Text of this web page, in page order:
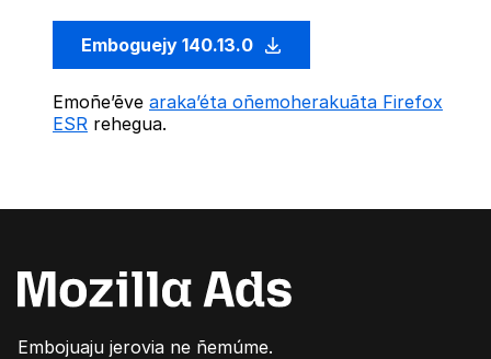
Emboguejy 140.13.0
Emoñe’ẽve araka’éta oñemoherakuãta Firefox
ESR rehegua.
Embojuaju jerovia ne ñemúme.